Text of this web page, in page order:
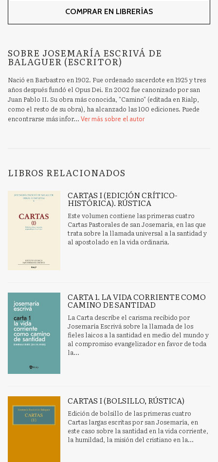
COMPRAR EN LIBRERÍAS
SOBRE JOSEMARÍA ESCRIVÁ DE
BALAGUER (ESCRITOR)
Nació en Barbastro en 1902. Fue ordenado sacerdote en 1925 y tres
años después fundó el Opus Dei. En 2002 fue canonizado por san
Juan Pablo II. Su obra más conocida, "Camino" (editada en Rialp,
como el resto de su obra), ha alcanzado las 100 ediciones. Puede
encontrarse más infor... Ver más sobre el autor
LIBROS RELACIONADOS
CARTAS I (EDICIÓN CRÍTICO-
HISTÓRICA). RÚSTICA
Este volumen contiene las primeras cuatro
Cartas Pastorales de san Josemaría, en las que
trata sobre la llamada universal a la santidad y
al apostolado en la vida ordinaria.
CARTA 1. LA VIDA CORRIENTE COMO
CAMINO DE SANTIDAD
La Carta describe el carisma recibido por
Josemaría Escrivá sobre la llamada de los
fieles laicos a la santidad en medio del mundo y
al compromiso evangelizador en favor de toda
la...
CARTAS I (BOLSILLO, RÚSTICA)
Edición de bolsillo de las primeras cuatro
Cartas largas escritas por san Josemaría, en
este caso sobre la santidad en la vida corriente,
la humildad, la misión del cristiano en la...